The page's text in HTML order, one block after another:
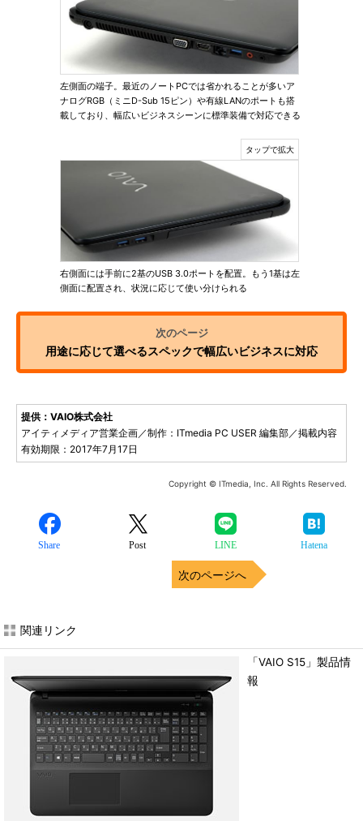
左側面の端子。最近のノートPCでは省かれることが多いア
ナログRGB（ミニD-Sub 15ピン）や有線LANのポートも搭
載しており、幅広いビジネスシーンに標準装備で対応できる
右側面には手前に2基のUSB 3.0ポートを配置。もう1基は左
側面に配置され、状況に応じて使い分けられる
用途に応じて選べるスペックで幅広いビジネスに対応
提供：VAIO株式会社
アイティメディア営業企画／制作：ITmedia PC USER 編集部／掲載内容
有効期限：2017年7月17日
Copyright © ITmedia, Inc. All Rights Reserved.
Share Post LINE Hatena
次のページへ
関連リンク
「VAIO S15」製品情
報